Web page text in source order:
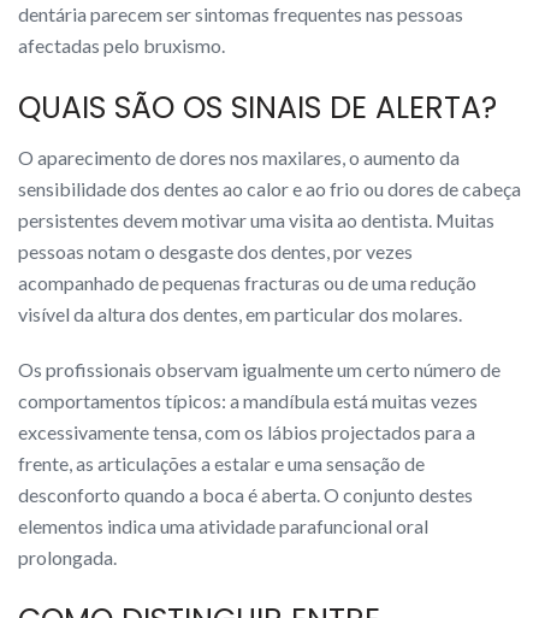
dentária parecem ser sintomas frequentes nas pessoas
afectadas pelo bruxismo.
QUAIS SÃO OS SINAIS DE ALERTA?
O aparecimento de dores nos maxilares, o aumento da
sensibilidade dos dentes ao calor e ao frio ou dores de cabeça
persistentes devem motivar uma visita ao dentista. Muitas
pessoas notam o desgaste dos dentes, por vezes
acompanhado de pequenas fracturas ou de uma redução
visível da altura dos dentes, em particular dos molares.
Os profissionais observam igualmente um certo número de
comportamentos típicos: a mandíbula está muitas vezes
excessivamente tensa, com os lábios projectados para a
frente, as articulações a estalar e uma sensação de
desconforto quando a boca é aberta. O conjunto destes
elementos indica uma atividade parafuncional oral
prolongada.